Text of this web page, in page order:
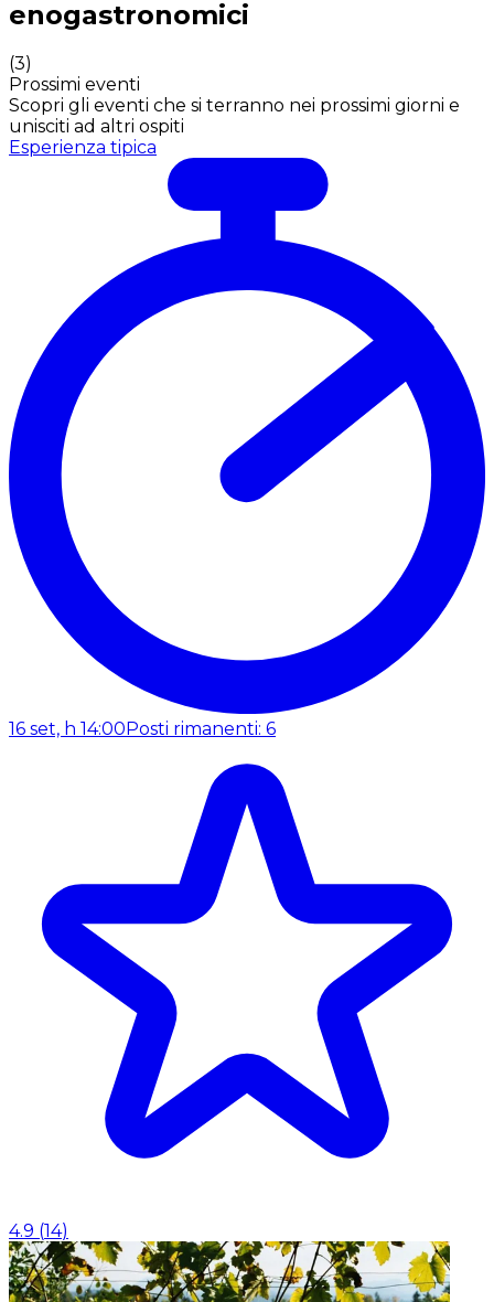
enogastronomici
(3)
Prossimi eventi
Scopri gli eventi che si terranno nei prossimi giorni e
unisciti ad altri ospiti
Esperienza tipica
16 set, h 14:00 Posti rimanenti: 6
4.9 (14)